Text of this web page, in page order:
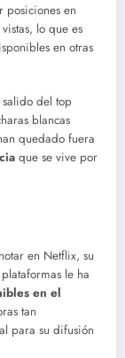
posiciones en
lo que es
en otras
salido del top
blancas
quedado fuera
que se vive por
en Netflix, su
le ha
en el
tan
para su difusión